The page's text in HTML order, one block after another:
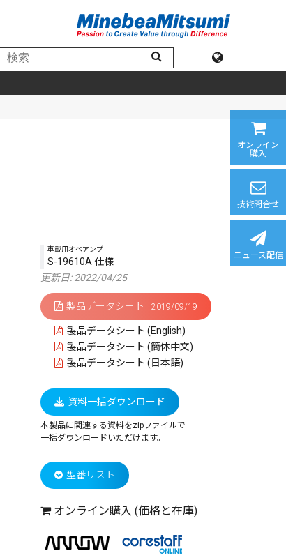
オンライン
購入
技術問合せ
ニュース配信
車載用オペアンプ
S-19610A 仕様
更新日: 2022/04/25
製品データシート 2019/09/19
製品データシート (English)
製品データシート (簡体中文)
製品データシート (日本語)
資料一括ダウンロード
本製品に関連する資料をzipファイルで
一括ダウンロードいただけます。
型番リスト
オンライン購入 (価格と在庫)